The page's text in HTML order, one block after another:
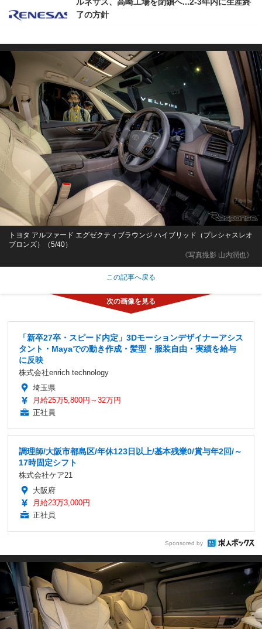
了の方針
《写真撮影 山内潤也》
トヨタ アルファード エグゼクティブラウンジ ハイブリッド（プレシャスレオ
ブロンズ）（5/40）
この記事へ戻る
「新卒27卒・スピード内定」3Dモーションデザイナーアシス
タント・Mayaでの動き作成・髪型・服装自由・実績を給与
に反映
株式会社enrich technology
埼玉県
月給25万5,800円～32万円
正社員
調理師/大阪市都島区/年休123日以上/基本残業0/賞与年2回/～
17時固定シフト
株式会社ケア21
大阪府
月給23万3,000円
正社員
Sponsored by